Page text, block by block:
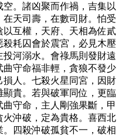
。諸凶聚而作禍，吉集以
天司壽，在數司財。怕受
互權，天府、天相為佐貳
耗囚會於震宮，必見木壓
河溺水。會祿馬則發財遠
守命福非輕，貪狼不發少
人。七殺火星同宮，因財
貴。若與破軍同位，更臨
守命，主人剛強果斷，甲
沖破，定為貴格。喜西北
四殺沖破孤貧不一，破相